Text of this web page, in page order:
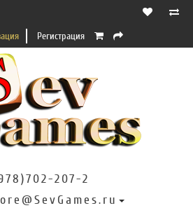
Регистрация
207-2